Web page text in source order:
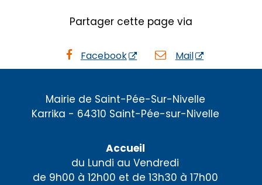
Partager cette page via
Facebook Mail
Mairie de Saint-Pée-Sur-Nivelle
Karrika - 64310 Saint-Pée-sur-Nivelle
Accueil
du Lundi au Vendredi
de 9h00 à 12h00 et de 13h30 à 17h00